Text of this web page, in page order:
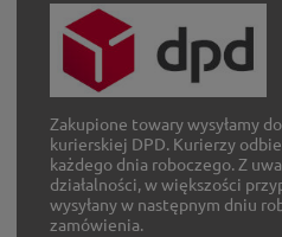
Zakupione towary wysyłamy
kurierskiej DPD. Kurierzy
każdego dnia roboczego. Z
działalności, w większości
wysyłany w następnym dniu
zamówienia.